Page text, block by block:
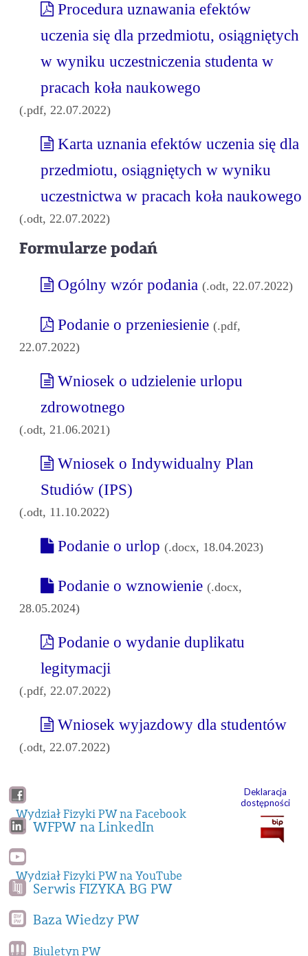
Procedura uznawania efektów
uczenia się dla przedmiotu, osiągniętych
w wyniku uczestniczenia studenta w
pracach koła naukowego
(.pdf, 22.07.2022)
Karta uznania efektów uczenia się dla
przedmiotu, osiągniętych w wyniku
uczestnictwa w pracach koła naukowego
(.odt, 22.07.2022)
Formularze podań
Ogólny wzór podania (.odt, 22.07.2022)
Podanie o przeniesienie (.pdf,
22.07.2022)
Wniosek o udzielenie urlopu
zdrowotnego
(.odt, 21.06.2021)
Wniosek o Indywidualny Plan
Studiów (IPS)
(.odt, 11.10.2022)
Podanie o urlop (.docx, 18.04.2023)
Podanie o wznowienie (.docx,
28.05.2024)
Podanie o wydanie duplikatu
legitymacji
(.pdf, 22.07.2022)
Wniosek wyjazdowy dla studentów
(.odt, 22.07.2022)
Wydział Fizyki PW na Facebook
WFPW na LinkedIn
Wydział Fizyki PW na YouTube
Serwis FIZYKA BG PW
Baza Wiedzy PW
Biuletyn PW
Deklaracja
dostępności